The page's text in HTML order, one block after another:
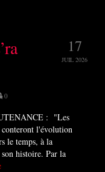
17
JUIL 2026
0
: "Les
conteront l'évolution
le temps, à la
histoire. Par la